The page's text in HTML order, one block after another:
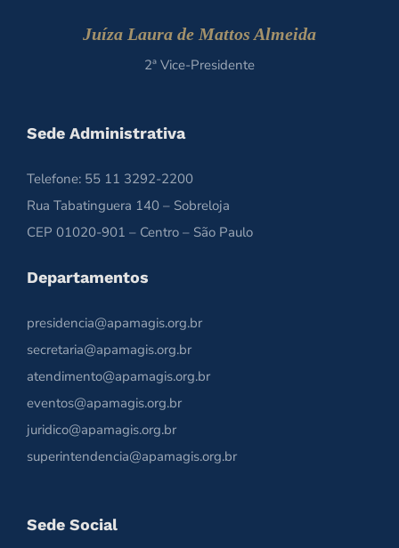
Juíza Laura de Mattos Almeida
2ª Vice-Presidente
Sede Administrativa
Telefone: 55 11 3292-2200
Rua Tabatinguera 140 – Sobreloja
CEP 01020-901 – Centro – São Paulo
Departamentos
presidencia@apamagis.org.br
secretaria@apamagis.org.br
atendimento@apamagis.org.br
eventos@apamagis.org.br
juridico@apamagis.org.br
superintendencia@apamagis.org.br
Sede Social